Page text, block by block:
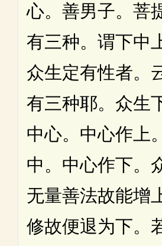
心。善男子。菩
有三种。谓下中
众生定有性者。
有三种耶。众生
中心。中心作上
中。中心作下。
无量善法故能增
修故便退为下。